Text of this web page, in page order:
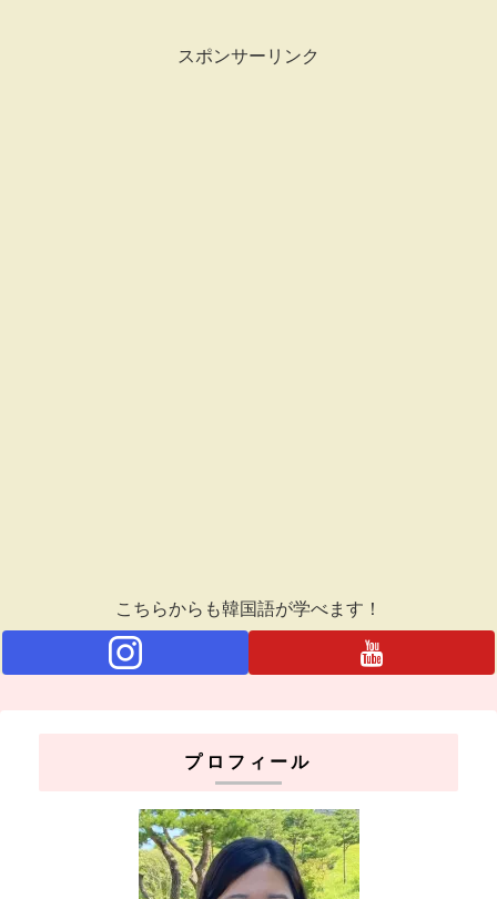
スポンサーリンク
こちらからも韓国語が学べます！
プロフィール